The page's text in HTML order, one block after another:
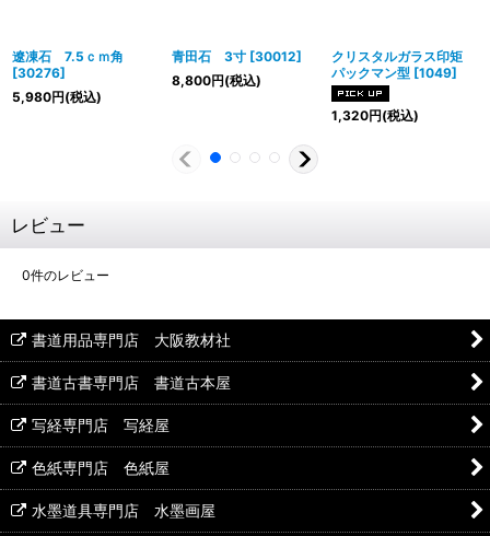
遼凍石 7.5ｃｍ角
[30276]
5,980円(税込)
青田石 3寸 [30012]
8,800円(税込)
クリスタルガラス印矩
パックマン型 [1049]
1,320円(税込)
レビュー
0件のレビュー
書道用品専門店 大阪教材社
書道古書専門店 書道古本屋
写経専門店 写経屋
色紙専門店 色紙屋
水墨道具専門店 水墨画屋